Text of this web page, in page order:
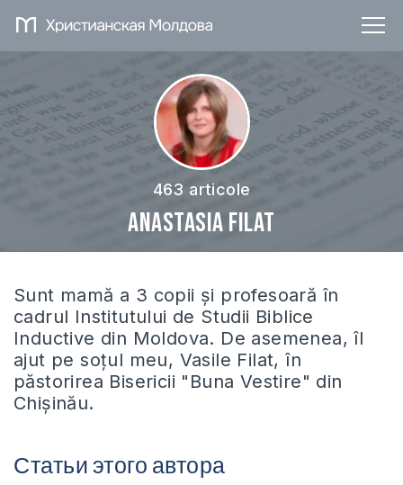
463 articole
Anastasia Filat
Sunt mamă a 3 copii și profesoară în
cadrul Institutului de Studii Biblice
Inductive din Moldova. De asemenea, îl
ajut pe soțul meu, Vasile Filat, în
păstorirea Bisericii "Buna Vestire" din
Chișinău.
Статьи этого автора